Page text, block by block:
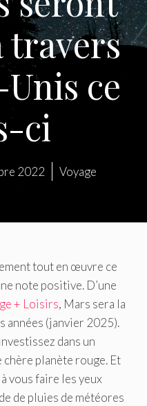
travers
ce
ci
2022 Voyage
tout en œuvre ce
note positive. D’une
+ Loisirs, Mars sera la
années (janvier 2025).
dans un
planète rouge. Et
vous faire les yeux
de pluies de météores